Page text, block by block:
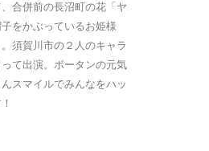
合併前の長沼町の花「ヤ
をかぶっているお姫様
。須賀川市の２人のキャラ
て出演。ボータンの元気
スマイルでみんなをハッ